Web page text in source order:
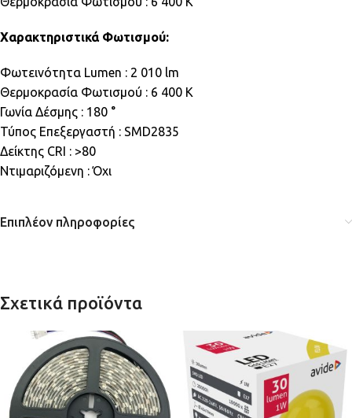
Χαρακτηριστικά Φωτισμού:
Φωτεινότητα Lumen : 2 010 lm
Θερμοκρασία Φωτισμού : 6 400 K
Γωνία Δέσμης : 180 °
Τύπος Επεξεργαστή : SMD2835
Δείκτης CRI : >80
Ντιμαριζόμενη : Όχι
Επιπλέον πληροφορίες
Σχετικά προϊόντα